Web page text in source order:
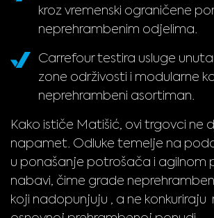
kroz vremenski ograničene
neprehrambenim odjelima.
Carrefour testira usluge
zone održivosti i modularne
neprehrambeni asortiman.
Kako ističe Matišić, ovi trgovci ne
napamet. Odluke temelje na
u ponašanje potrošača i agilnom
nabavi, čime grade
koji nadopunjuju , a ne konkuriraju